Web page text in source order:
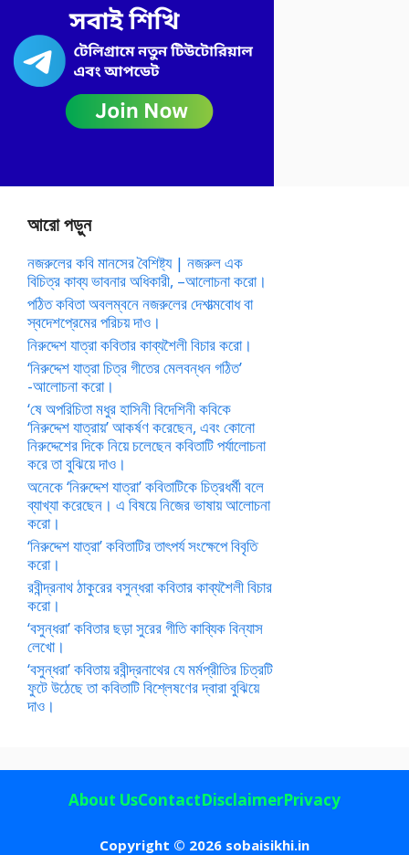
আরো পড়ুন
নজরুলের কবি মানসের বৈশিষ্ট্য | নজরুল এক
বিচিত্র কাব্য ভাবনার অধিকারী, –আলোচনা করো।
পঠিত কবিতা অবলম্বনে নজরুলের দেশাত্মবোধ বা
স্বদেশপ্রেমের পরিচয় দাও।
নিরুদ্দেশ যাত্রা কবিতার কাব্যশৈলী বিচার করো।
‘নিরুদ্দেশ যাত্রা চিত্র গীতের মেলবন্ধন গঠিত’
-আলোচনা করো।
‘ষে অপরিচিতা মধুর হাসিনী বিদেশিনী কবিকে
‘নিরুদ্দেশ যাত্রায়’ আকর্ষণ করেছেন, এবং কোনো
নিরুদ্দেশের দিকে নিয়ে চলেছেন কবিতাটি পর্যালোচনা
করে তা বুঝিয়ে দাও।
অনেকে ‘নিরুদ্দেশ যাত্রা’ কবিতাটিকে চিত্রধর্মী বলে
ব্যাখ্যা করেছেন। এ বিষয়ে নিজের ভাষায় আলোচনা
করো।
‘নিরুদ্দেশ যাত্রা’ কবিতাটির তাৎপর্য সংক্ষেপে বিবৃতি
করো।
রবীন্দ্রনাথ ঠাকুরের বসুন্ধরা কবিতার কাব্যশৈলী বিচার
করো।
‘বসুন্ধরা’ কবিতার ছড়া সুরের গীতি কাব্যিক বিন্যাস
লেখো।
‘বসুন্ধরা’ কবিতায় রবীন্দ্রনাথের যে মর্মপ্রীতির চিত্রটি
ফুটে উঠেছে তা কবিতাটি বিশ্লেষণের দ্বারা বুঝিয়ে
দাও।
Copyright © 2026 sobaisikhi.in
About UsContactDisclaimerPrivacy